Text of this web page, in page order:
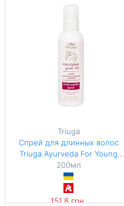
Triuga
Спрей для длинных волос
Triuga Ayurveda For Young
Girls Легкое расчесывание и
блеск 200мл
200мл
151,8 грн